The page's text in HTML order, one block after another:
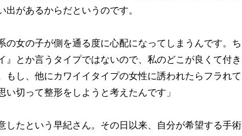
があるからだというのです。
の女の子が側を通る度に心配になってしまうんです。ち
』とか言うタイプではないので、私のどこが良くて付き
もし、他にカワイイタイプの女性に誘われたらフラれて
切って整形をしようと考えたんです」
たという早紀さん。その日以来、自分が希望する手術